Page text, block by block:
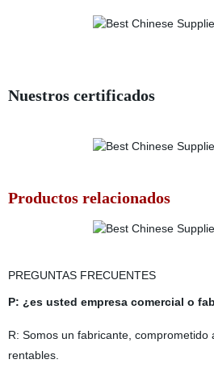
Nuestros certificados
Productos relacionados
PREGUNTAS FRECUENTES
P: ¿es usted empresa comercial o
R: Somos un fabricante,
rentables.